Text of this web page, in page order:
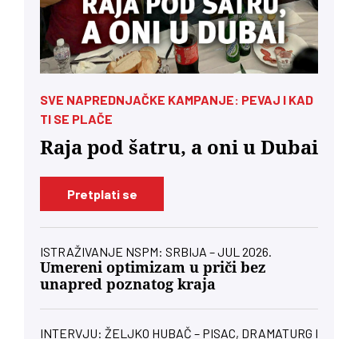
SVE NAPREDNJAČKE KAMPANJE: PEVAJ I KAD
TI SE PLAČE
Raja pod šatru, a oni u Dubai
Pretplati se
ISTRAŽIVANJE NSPM: SRBIJA – JUL 2026.
Umereni optimizam u priči bez
unapred poznatog kraja
INTERVJU: ŽELJKO HUBAČ – PISAC, DRAMATURG I